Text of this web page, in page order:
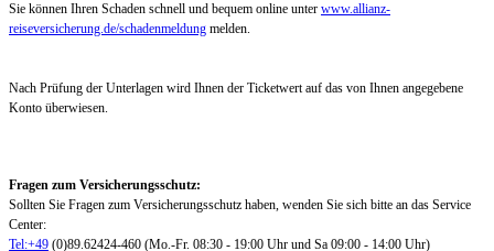
Sie können Ihren Schaden schnell und bequem online unter www.allianz-
reiseversicherung.de/schadenmeldung melden.
Nach Prüfung der Unterlagen wird Ihnen der Ticketwert auf das von Ihnen angegebene
Konto überwiesen.
Fragen zum Versicherungsschutz:
Sollten Sie Fragen zum Versicherungsschutz haben, wenden Sie sich bitte an das Service
Center:
Tel:+49 (0)89.62424-460 (Mo.-Fr. 08:30 - 19:00 Uhr und Sa 09:00 - 14:00 Uhr)